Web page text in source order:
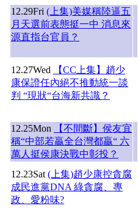
12.29Fri (上集)美媒稱陸逼五
月天選前表態挺一中 消息來
源直指台官員？
12.27Wed
【CC上集】趙少
康保證任內絕不推動統一談
判 “現狀“台海新共識？
12.25Mon
【不間斷】侯友宜
稱“中部若贏全台灣都贏“ 六
萬人挺侯康決戰中彰投？
12.23Sat (上集)趙少康控貪腐
成民進黨DNA 綠貪腐、專
政、愛粉味?